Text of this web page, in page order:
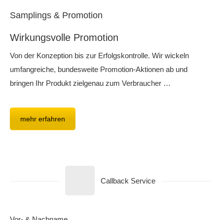
Samplings & Promotion
Wirkungsvolle Promotion
Von der Konzeption bis zur Erfolgskontrolle. Wir wickeln
umfangreiche, bundesweite Promotion-Aktionen ab und
bringen Ihr Produkt zielgenau zum Verbraucher …
mehr erfahren
Callback Service